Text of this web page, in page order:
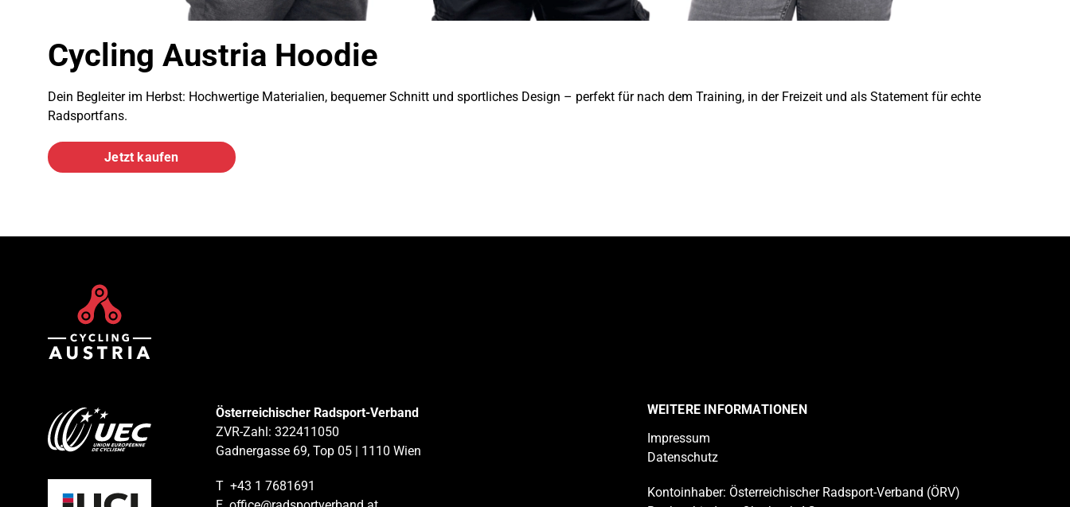
Cycling Austria Hoodie
Dein Begleiter im Herbst: Hochwertige Materialien, bequemer Schnitt und sportliches Design – perfekt für nach dem Training, in der Freizeit und als Statement für echte
Radsportfans.
Jetzt kaufen
Österreichischer Radsport-Verband
ZVR-Zahl: 322411050
Gadnergasse 69, Top 05 | 1110 Wien
T+43 1 7681691
WEITERE INFORMATIONEN
Impressum
Datenschutz
Kontoinhaber: Österreichischer Radsport-Verband (ÖRV)